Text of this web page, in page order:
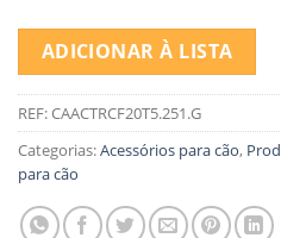
ADICIONAR À LISTA
REF:CAACTRCF20T5.251.G
Categorias:Acessórios para cão,
para cão